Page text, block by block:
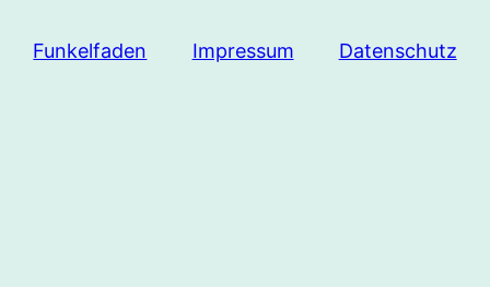
Funkelfaden Impressum Datenschutz